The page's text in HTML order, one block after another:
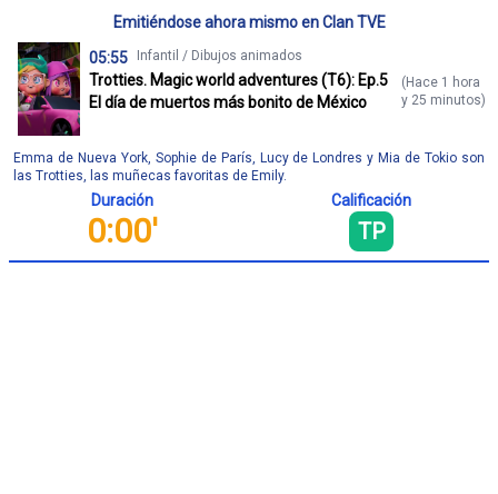
Emitiéndose ahora mismo en Clan TVE
05:55
Infantil / Dibujos animados
Trotties. Magic world adventures (T6): Ep.5
El día de muertos más bonito de México
(Hace 1 hora
y 25 minutos)
Emma de Nueva York, Sophie de París, Lucy de Londres y Mia de Tokio son
las Trotties, las muñecas favoritas de Emily.
Duración
0:00'
Calificación
TP